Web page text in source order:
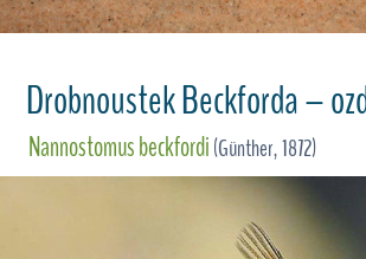
Drobnoustek Beckforda –
Nannostomus beckfordi(Günther, 1872)